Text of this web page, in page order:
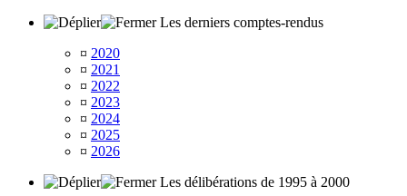
Les derniers comptes-rendus
¤ 2020
¤ 2021
¤ 2022
¤ 2023
¤ 2024
¤ 2025
¤ 2026
Les délibérations de 1995 à 2000